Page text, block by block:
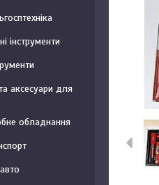
інструменти
аксесуари для
обладнання